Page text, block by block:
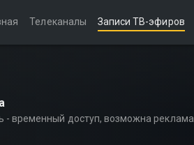
Телеканалы Записи ТВ-эфиров
- временный доступ, возможна реклама